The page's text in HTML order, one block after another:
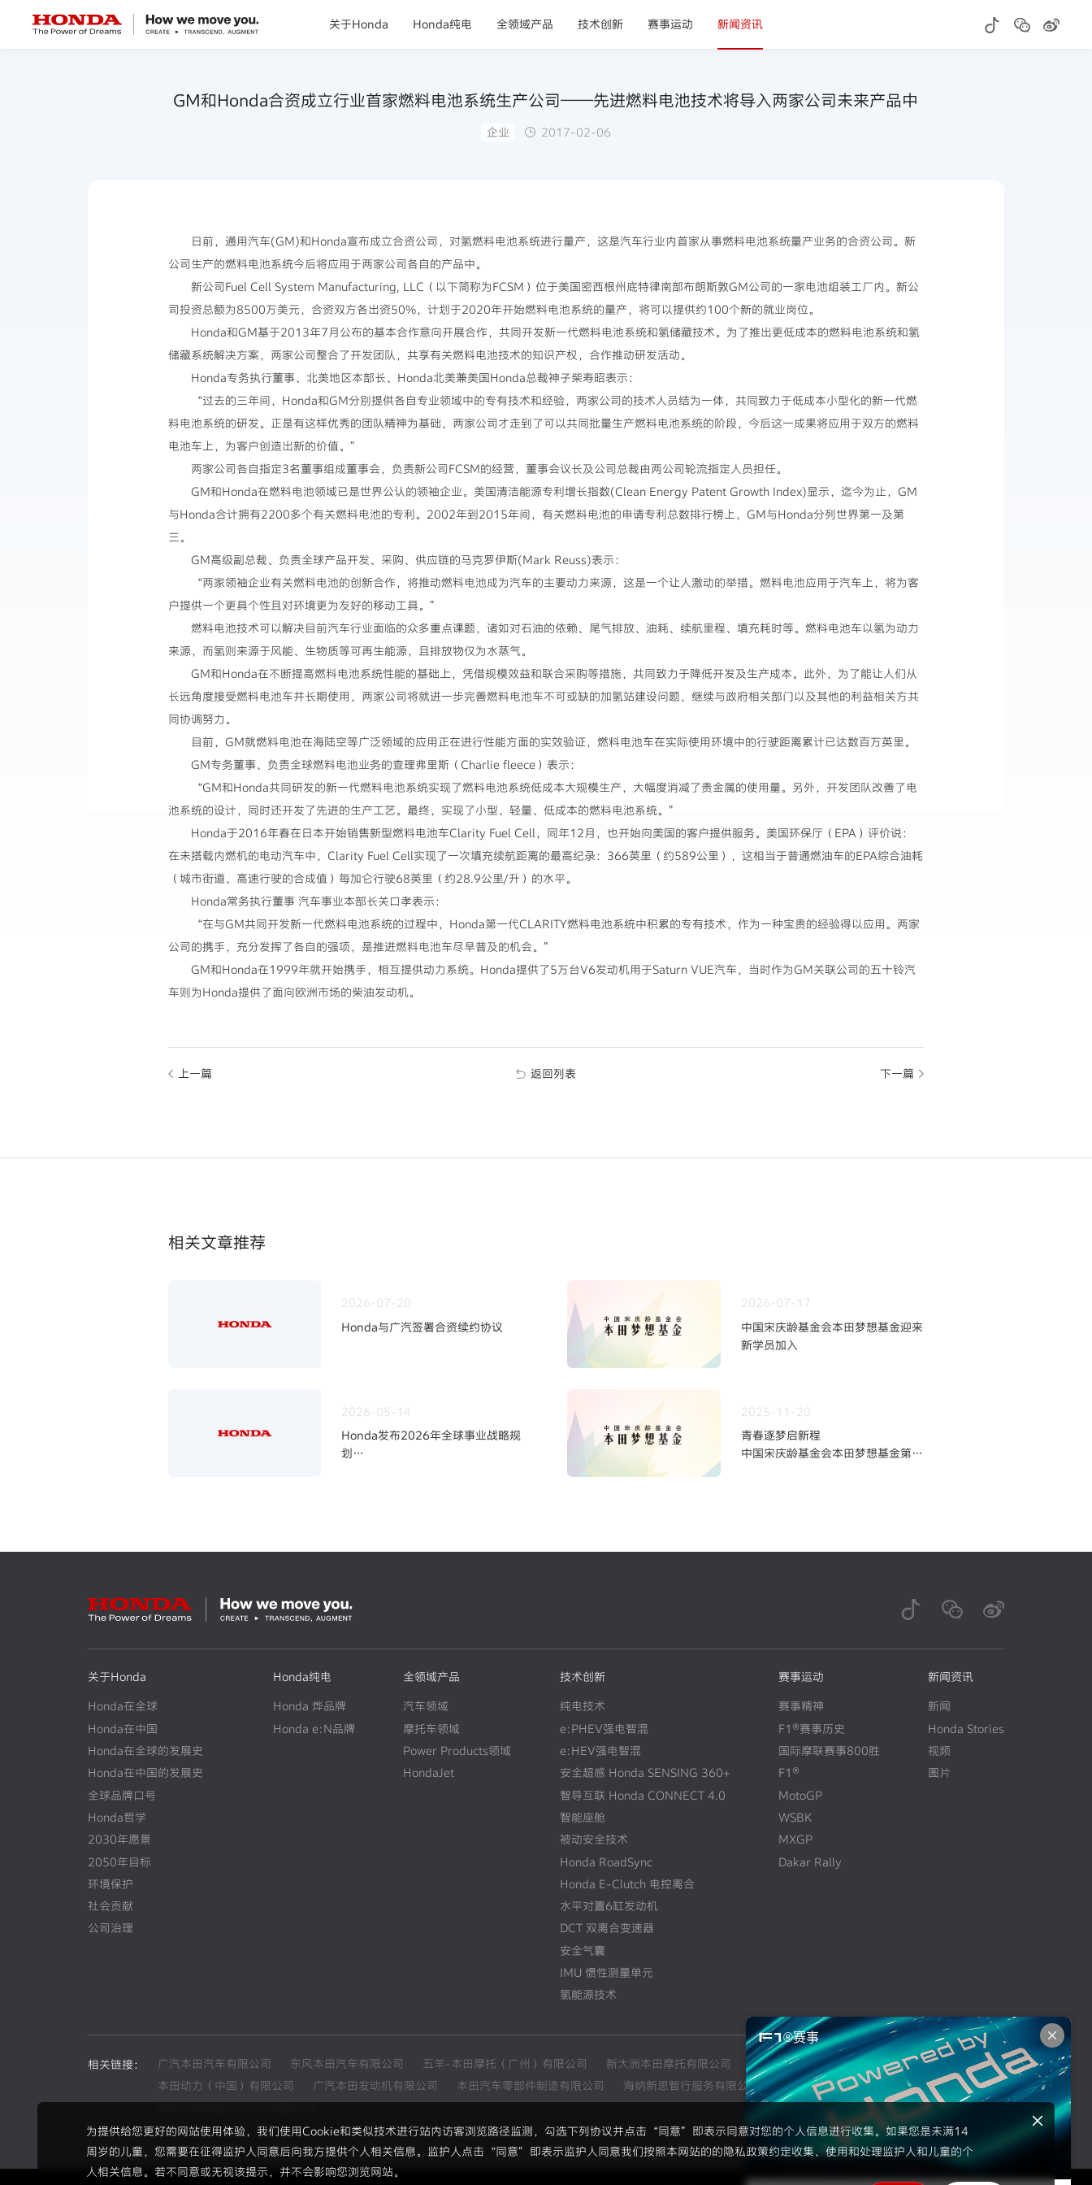
关于Honda Honda纯电 全领域产品 技术创新 赛事运动 新闻资讯
GM和Honda合资成立行业首家燃料电池系统生产公司——先进燃料电池技术将导入两家公司未来产品中
企业 2017-02-06
日前，通用汽车(GM)和Honda宣布成立合资公司，对氢燃料电池系统进行量产，这是汽车行业内首家从事燃料电池系统量产业务的合资公司。新
公司生产的燃料电池系统今后将应用于两家公司各自的产品中。
新公司Fuel Cell System Manufacturing, LLC（以下简称为FCSM）位于美国密西根州底特律南部布朗斯敦GM公司的一家电池组装工厂内。新公
司投资总额为8500万美元，合资双方各出资50%，计划于2020年开始燃料电池系统的量产，将可以提供约100个新的就业岗位。
Honda和GM基于2013年7月公布的基本合作意向开展合作，共同开发新一代燃料电池系统和氢储藏技术。为了推出更低成本的燃料电池系统和氢
储藏系统解决方案，两家公司整合了开发团队，共享有关燃料电池技术的知识产权，合作推动研发活动。
Honda专务执行董事、北美地区本部长、Honda北美兼美国Honda总裁神子柴寿昭表示：
“过去的三年间，Honda和GM分别提供各自专业领域中的专有技术和经验，两家公司的技术人员结为一体，共同致力于低成本小型化的新一代燃
料电池系统的研发。正是有这样优秀的团队精神为基础，两家公司才走到了可以共同批量生产燃料电池系统的阶段，今后这一成果将应用于双方的燃料
电池车上，为客户创造出新的价值。”
两家公司各自指定3名董事组成董事会，负责新公司FCSM的经营，董事会议长及公司总裁由两公司轮流指定人员担任。
GM和Honda在燃料电池领域已是世界公认的领袖企业。美国清洁能源专利增长指数(Clean Energy Patent Growth Index)显示，迄今为止，GM
与Honda合计拥有2200多个有关燃料电池的专利。2002年到2015年间，有关燃料电池的申请专利总数排行榜上，GM与Honda分列世界第一及第
三。
GM高级副总裁、负责全球产品开发、采购、供应链的马克罗伊斯(Mark Reuss)表示：
“两家领袖企业有关燃料电池的创新合作，将推动燃料电池成为汽车的主要动力来源，这是一个让人激动的举措。燃料电池应用于汽车上，将为客
户提供一个更具个性且对环境更为友好的移动工具。”
燃料电池技术可以解决目前汽车行业面临的众多重点课题，诸如对石油的依赖、尾气排放、油耗、续航里程、填充耗时等。燃料电池车以氢为动力
来源，而氢则来源于风能、生物质等可再生能源，且排放物仅为水蒸气。
GM和Honda在不断提高燃料电池系统性能的基础上，凭借规模效益和联合采购等措施，共同致力于降低开发及生产成本。此外，为了能让人们从
长远角度接受燃料电池车并长期使用，两家公司将就进一步完善燃料电池车不可或缺的加氢站建设问题，继续与政府相关部门以及其他的利益相关方共
同协调努力。
目前，GM就燃料电池在海陆空等广泛领域的应用正在进行性能方面的实效验证，燃料电池车在实际使用环境中的行驶距离累计已达数百万英里。
GM专务董事、负责全球燃料电池业务的查理弗里斯（Charlie fleece）表示：
“GM和Honda共同研发的新一代燃料电池系统实现了燃料电池系统低成本大规模生产，大幅度消减了贵金属的使用量。另外，开发团队改善了电
池系统的设计，同时还开发了先进的生产工艺。最终，实现了小型、轻量、低成本的燃料电池系统。”
Honda于2016年春在日本开始销售新型燃料电池车Clarity Fuel Cell，同年12月，也开始向美国的客户提供服务。美国环保厅（EPA）评价说：
在未搭载内燃机的电动汽车中，Clarity Fuel Cell实现了一次填充续航距离的最高纪录：366英里（约589公里），这相当于普通燃油车的EPA综合油耗
（城市街道、高速行驶的合成值）每加仑行驶68英里（约28.9公里/升）的水平。
Honda常务执行董事 汽车事业本部长关口孝表示：
“在与GM共同开发新一代燃料电池系统的过程中，Honda第一代CLARITY燃料电池系统中积累的专有技术，作为一种宝贵的经验得以应用。两家
公司的携手，充分发挥了各自的强项，是推进燃料电池车尽早普及的机会。”
GM和Honda在1999年就开始携手，相互提供动力系统。Honda提供了5万台V6发动机用于Saturn VUE汽车，当时作为GM关联公司的五十铃汽
车则为Honda提供了面向欧洲市场的柴油发动机。
上一篇 返回列表 下一篇
相关文章推荐
2026-07-20
Honda与广汽签署合资续约协议
2026-07-17
中国宋庆龄基金会本田梦想基金迎来
新学员加入
2026-05-14
Honda发布2026年全球事业战略规
划
2025-11-20
青春逐梦启新程
中国宋庆龄基金会本田梦想基金第九
为提供给您更好的网站使用体验，我们使用Cookie和类似技术进行站内访客浏览路径监测，勾选下列协议并点击“同意”即表示同意对您的个人信息进行收集。如果您是未满14
周岁的儿童，您需要在征得监护人同意后向我方提供个人相关信息。监护人点击“同意”即表示监护人同意我们按照本网站的的隐私政策约定收集、使用和处理监护人和儿童的个
人相关信息。若不同意或无视该提示，并不会影响您浏览网站。
关于Honda
Honda在全球
Honda在中国
Honda在全球的发展史
Honda在中国的发展史
全球品牌口号
Honda哲学
2030年愿景
2050年目标
环境保护
社会贡献
公司治理
Honda纯电
Honda 烨品牌
Honda e:N品牌
全领域产品
汽车领域
摩托车领域
Power Products领域
HondaJet
技术创新
纯电技术
e:PHEV强电智混
e:HEV强电智混
安全超感 Honda SENSING 360+
智导互联 Honda CONNECT 4.0
智能座舱
被动安全技术
Honda RoadSync
Honda E-Clutch 电控离合
水平对置6缸发动机
DCT 双离合变速器
安全气囊
IMU 惯性测量单元
氢能源技术
赛事运动
赛事精神
F1®赛事历史
国际摩联赛事800胜
F1®
MotoGP
WSBK
MXGP
Dakar Rally
新闻资讯
新闻
Honda Stories
视频
图片
相关链接： 广汽本田汽车有限公司 东风本田汽车有限公司 五羊-本田摩托（广州）有限公司 新大洲本田摩托有限公司
本田摩托车销售（上海）有限公司
本田动力（中国）有限公司
广汽本田发动机有限公司 本田汽车零部件制造有限公司 海纳新思智行服务有限公司
东风本田汽车零部件有限公司
F1®赛事